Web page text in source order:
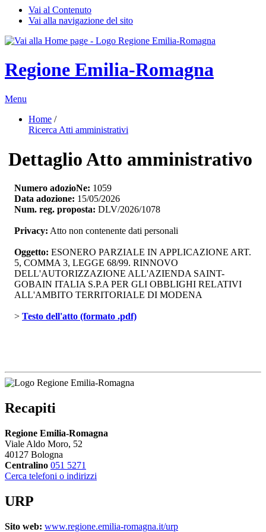
Vai al Contenuto
Vai alla navigazione del sito
Regione Emilia-Romagna
Menu
Home /
Ricerca Atti amministrativi
Dettaglio Atto amministrativo
Numero adozioNe: 1059
Data adozione: 15/05/2026
Num. reg. proposta: DLV/2026/1078
Privacy: Atto non contenente dati personali
Oggetto: ESONERO PARZIALE IN APPLICAZIONE ART.
5, COMMA 3, LEGGE 68/99. RINNOVO
DELL'AUTORIZZAZIONE ALL'AZIENDA SAINT-
GOBAIN ITALIA S.P.A PER GLI OBBLIGHI RELATIVI
ALL'AMBITO TERRITORIALE DI MODENA
> Testo dell'atto (formato .pdf)
Recapiti
Regione Emilia-Romagna
Viale Aldo Moro, 52
40127 Bologna
Centralino 051 5271
Cerca telefoni o indirizzi
URP
Sito web: www.regione.emilia-romagna.it/urp